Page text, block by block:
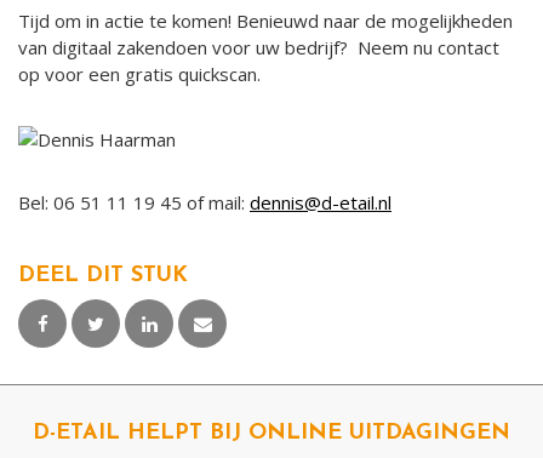
Tijd om in actie te komen! Benieuwd naar de mogelijkheden
van digitaal zakendoen voor uw bedrijf? Neem nu contact
op voor een gratis quickscan.
Bel: 06 51 11 19 45 of mail: dennis@d-etail.nl
DEEL DIT STUK
D-ETAIL HELPT BIJ ONLINE UITDAGINGEN